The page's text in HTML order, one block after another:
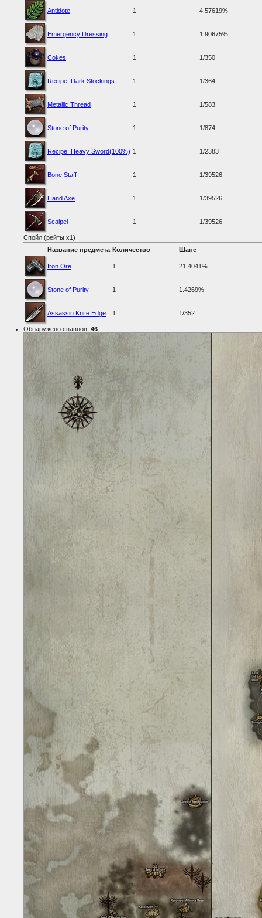
Antidote 1 4.57619%
Emergency Dressing 1 1.90675%
Cokes 1 1/350
Recipe: Dark Stockings 1 1/364
Metallic Thread 1 1/583
Stone of Purity 1 1/874
Recipe: Heavy Sword(100%) 1 1/2383
Bone Staff 1 1/39526
Hand Axe 1 1/39526
Scalpel 1 1/39526
Спойл (рейты x1)
Название предмета Количество Шанс
Iron Ore 1 21.4041%
Stone of Purity 1 1.4269%
Assassin Knife Edge 1 1/352
Обнаружено спавнов: 46